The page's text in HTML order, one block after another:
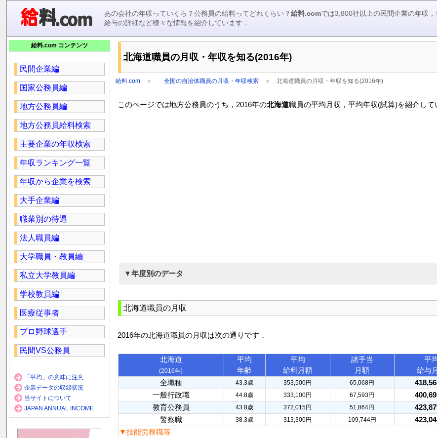
あの会社の年収っていくら？公務員の給料ってどれくらい？給料.comでは3,800社以上の民間企業の年収
給与の詳細など様々な情報を紹介しています．
北海道職員の月収・年収を知る(2016年)
給料.com ＞ 全国の自治体職員の月収・年収検索 ＞北海道職員の月収・年収を知る(2016年)
このページでは地方公務員のうち，2016年の北海道職員の平均月収，平均年収(試算)を紹介して
▼年度別のデータ
北海道職員の月収
2016年の北海道職員の月収は次の通りです．
北海道
(2016年)
平均
年齢
平均
給料月額
諸手当
月額
平
給与
全職種
43.3歳 353,500円 65,068円
一般行政職 44.8歳 333,100円 67,593円
教育公務員 43.8歳 372,015円 51,864円
警察職 38.3歳 313,300円 109,744円
▼技能労務職等
給料.com コンテンツ
民間企業編
国家公務員編
地方公務員編
地方公務員給料検索
主要企業の年収検索
年収ランキング一覧
年収から企業を検索
大手企業編
職業別の待遇
法人職員編
大学職員・教員編
私立大学教員編
学校教員編
医療従事者
プロ野球選手
民間VS公務員
「平均」の意味に注意
企業データの収録状況
当サイトについて
JAPAN ANNUAL INCOME